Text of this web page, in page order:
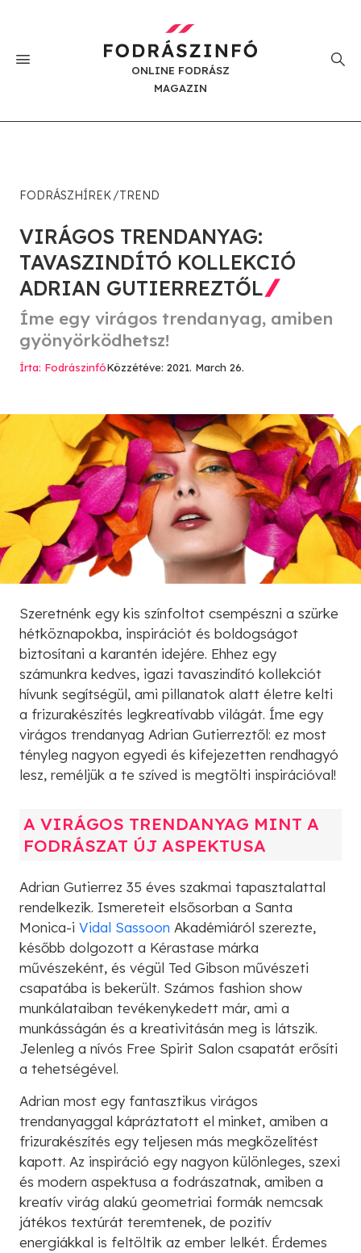
ONLINE FODRÁSZ
MAGAZIN
FODRÁSZHÍREK TREND
VIRÁGOS TRENDANYAG:
TAVASZINDÍTÓ KOLLEKCIÓ
ADRIAN GUTIERREZTŐL
Íme egy virágos trendanyag, amiben
gyönyörködhetsz!
Írta: FodrászinfóKözzétéve: 2021. March 26.
Szeretnénk egy kis színfoltot csempészni a szürke
hétköznapokba, inspirációt és boldogságot
biztosítani a karantén idejére. Ehhez egy
számunkra kedves, igazi tavaszindító kollekciót
hívunk segítségül, ami pillanatok alatt életre kelti
a frizurakészítés legkreatívabb világát. Íme egy
virágos trendanyag Adrian Gutierreztől: ez most
tényleg nagyon egyedi és kifejezetten rendhagyó
lesz, reméljük a te szíved is megtölti inspirációval!
A VIRÁGOS TRENDANYAG MINT A
FODRÁSZAT ÚJ ASPEKTUSA
Adrian Gutierrez 35 éves szakmai tapasztalattal
rendelkezik. Ismereteit elsősorban a Santa
Monica-i Vidal Sassoon Akadémiáról szerezte,
később dolgozott a Kérastase márka
művészeként, és végül Ted Gibson művészeti
csapatába is bekerült. Számos fashion show
munkálataiban tevékenykedett már, ami a
munkásságán és a kreativitásán meg is látszik.
Jelenleg a nívós Free Spirit Salon csapatát erősíti
a tehetségével.
Adrian most egy fantasztikus virágos
trendanyaggal kápráztatott el minket, amiben a
frizurakészítés egy teljesen más megközelítést
kapott. Az inspiráció egy nagyon különleges, szexi
és modern aspektusa a fodrászatnak, amiben a
kreatív virág alakú geometriai formák nemcsak
játékos textúrát teremtenek, de pozitív
energiákkal is feltöltik az ember lelkét. Érdemes